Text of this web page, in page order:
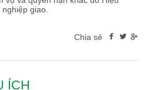
giao.
Chia sẻ
ÍCH